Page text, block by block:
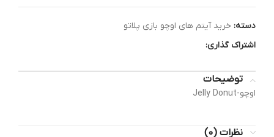
دسته: خرید آیتم های اوچو بازی پلاتو
اشتراک گذاری:
توضیحات
اوچو-Jelly Donut
نظرات (0)